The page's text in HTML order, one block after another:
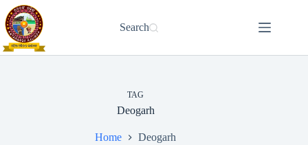
Skip
to
content
Search
TAG
Deogarh
Home Deogarh